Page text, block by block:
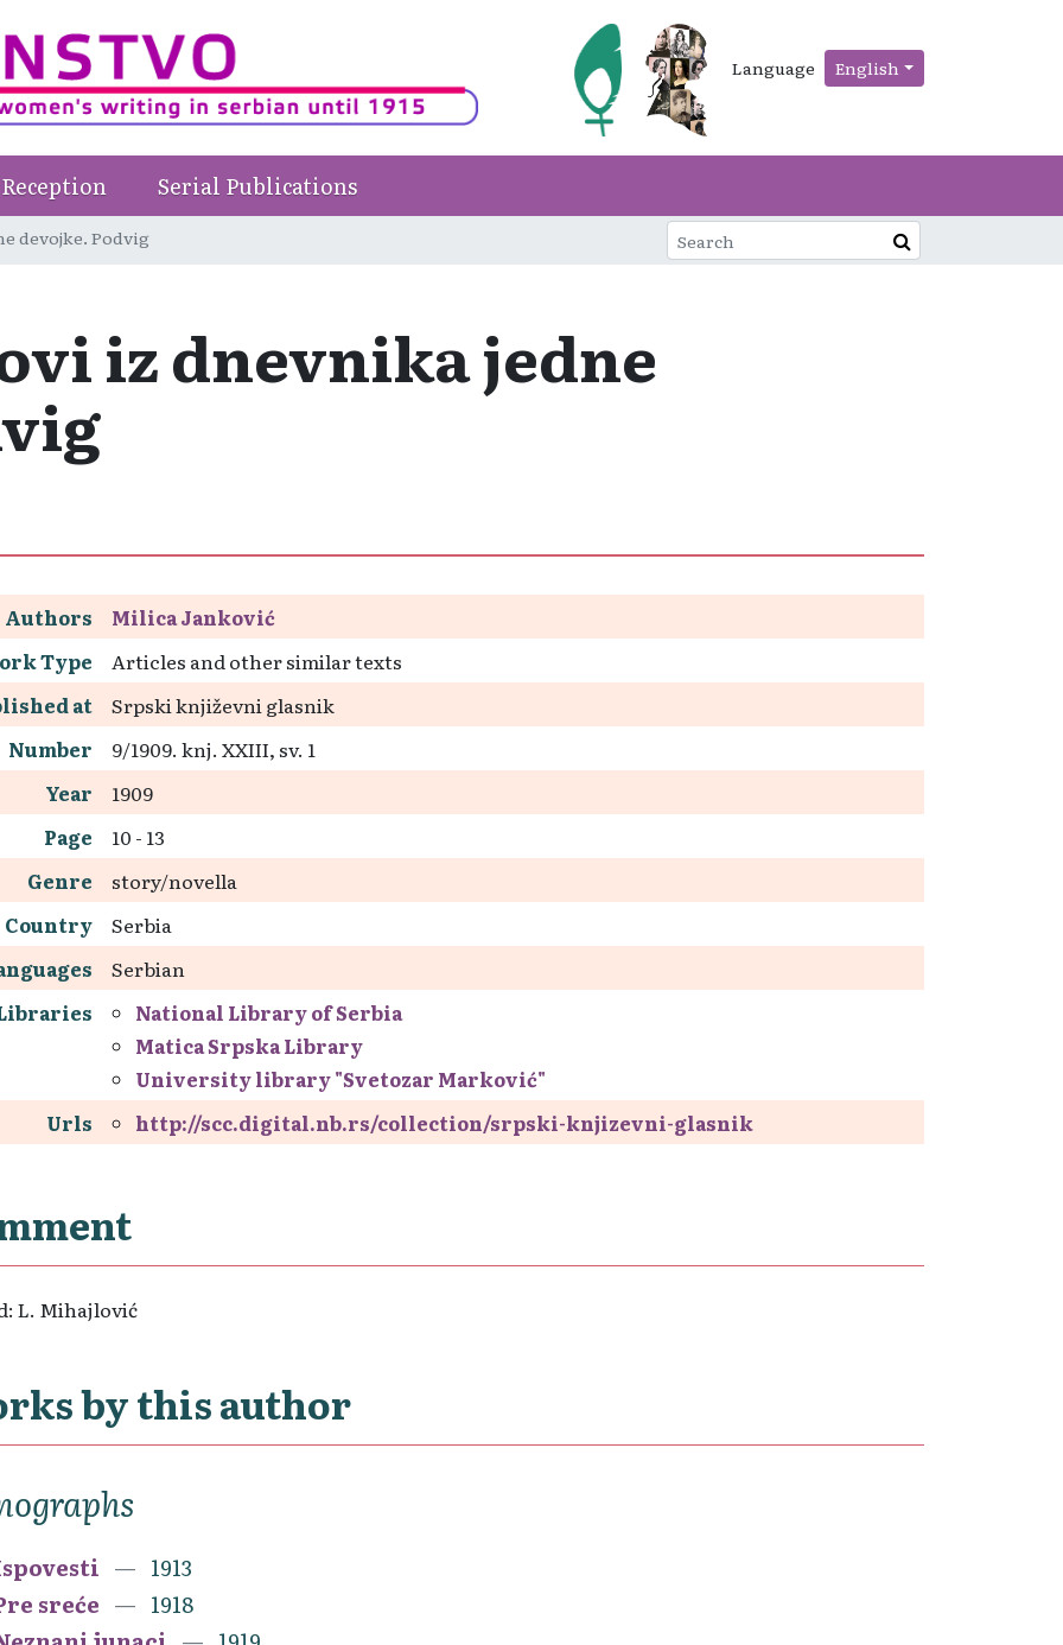
Language English
Reception Serial Publications
devojke. Podvig
iz dnevnika jedne
Authors
Milica Janković
Type
Articles and other similar texts
at
Srpski književni glasnik
Number
9/1909. knj. XXIII, sv. 1
Year
1909
Page
10 - 13
Genre
story/novella
Country
Serbia
Serbian
National Library of Serbia
Matica Srpska Library
University library "Svetozar Marković"
Urls
http://scc.digital.nb.rs/collection/srpski-knjizevni-glasnik
L. Mihajlović
by this author
1913
sreće
1918